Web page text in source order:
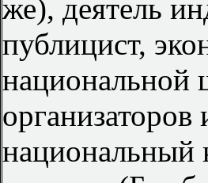
же), деятель
публицист,
национальной
национальный